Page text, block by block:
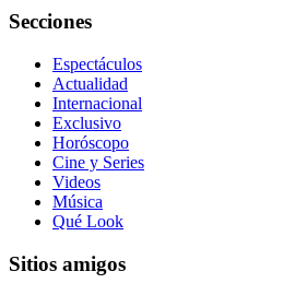
Secciones
Espectáculos
Actualidad
Internacional
Exclusivo
Horóscopo
Cine y Series
Videos
Música
Qué Look
Sitios amigos